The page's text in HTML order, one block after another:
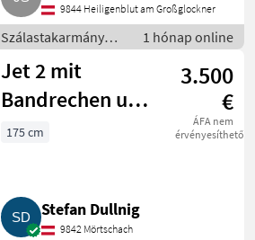
9844 Heiligenblut am Großglockner
Szálastakarmány
betakarítók / Hegyi
gépesítés
1 hónap online
Jet 2 mit
Bandrechen und
Stachelwalzen
3.500
€
ÁFA nem
érvényesíthető
175 cm
Stefan Dullnig
9842 Mörtschach